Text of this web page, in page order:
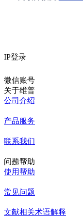
IP登录
微信账号
关于维普
公司介绍
产品服务
联系我们
问题帮助
使用帮助
常见问题
文献相关术语解释